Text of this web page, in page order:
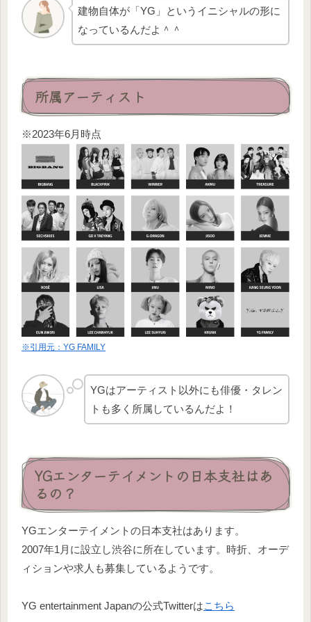
建物自体が「YG」というイニシャルの形に
なっているんだよ＾＾
所属アーティスト
※2023年6月時点
※引用元：YG FAMILY
YGはアーティスト以外にも俳優・タレン
トも多く所属しているんだよ！
YGエンターテイメントの日本支社はあ
るの？
YGエンターテイメントの日本支社はあります。
2007年1月に設立し渋谷に所在しています。時折、オーデ
ィションや求人も募集しているようです。
YG entertainment Japanの公式Twitterはこちら